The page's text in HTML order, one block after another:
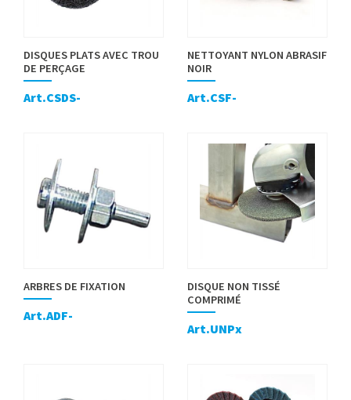
DISQUES PLATS AVEC TROU
DE PERÇAGE
Art.CSDS-
NETTOYANT NYLON ABRASIF
NOIR
Art.CSF-
ARBRES DE FIXATION
Art.ADF-
DISQUE NON TISSÉ
COMPRIMÉ
Art.UNPx